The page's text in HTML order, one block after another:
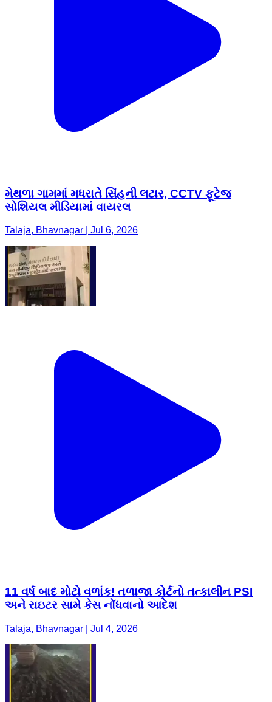
મેથળા ગામમાં મધરાતે સિંહની લટાર, CCTV ફૂટેજ
સોશિયલ મીડિયામાં વાયરલ
Talaja, Bhavnagar | Jul 6, 2026
11 વર્ષ બાદ મોટો વળાંક! તળાજા કોર્ટનો તત્કાલીન PSI
અને રાઇટર સામે કેસ નોંધવાનો આદેશ
Talaja, Bhavnagar | Jul 4, 2026